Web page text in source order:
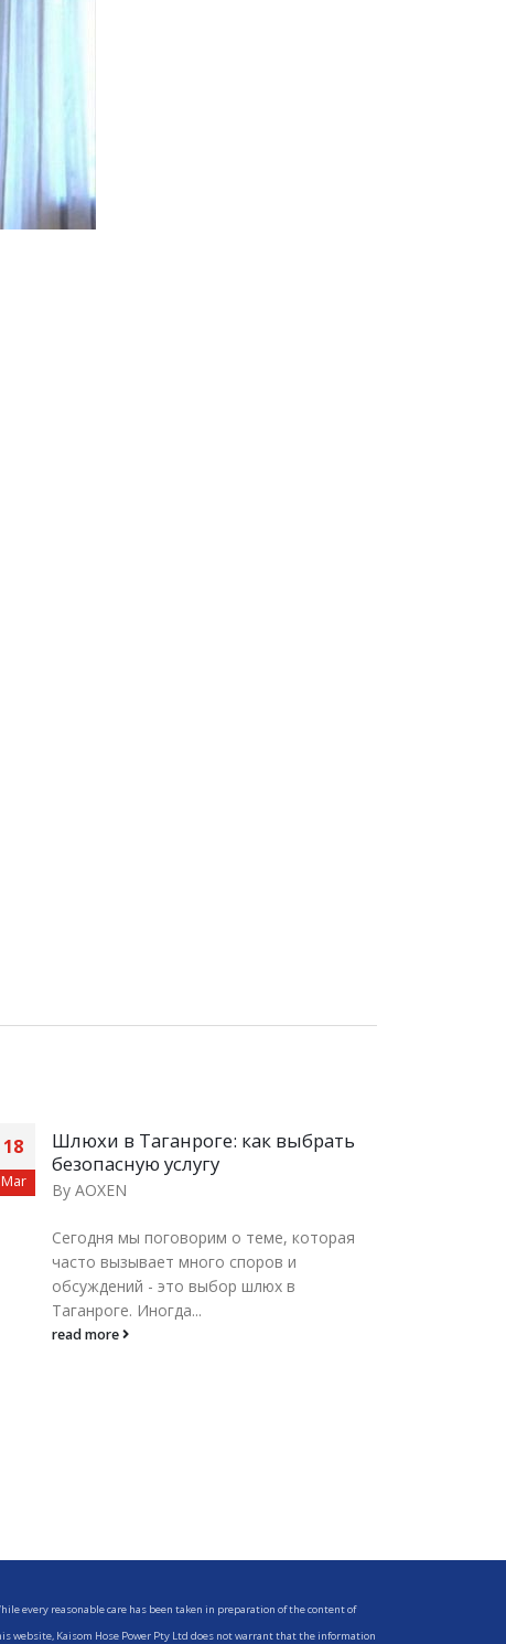
18
Mar
Шлюхи в Таганроге: как выбрать
безопасную услугу
By AOXEN
Сегодня мы поговорим о теме, которая
часто вызывает много споров и
обсуждений - это выбор шлюх в
Таганроге. Иногда...
read more
every reasonable care has been taken in preparation of the content of
website, Kaisom Hose Power Pty Ltd does not warrant that the information